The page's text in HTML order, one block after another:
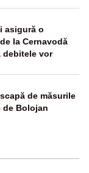
asigură o
la Cernavodă
debitele vor
de măsurile
de Bolojan